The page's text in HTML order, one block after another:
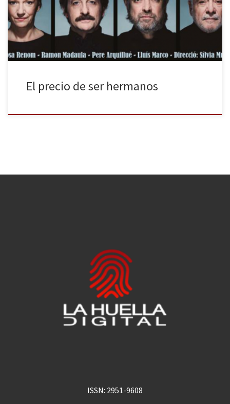
conocida Les bruixes de Salem, con dirección de Andrés Lima, y
durante todo el mes estará en cartel El preu, […]
El precio de ser hermanos
ISSN: 2951-9608